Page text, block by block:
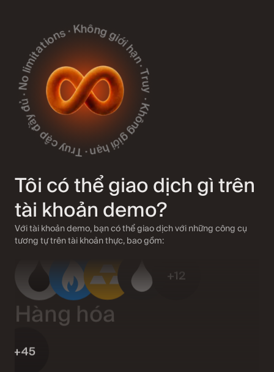
đủ · No limitations · Không giới hạn · Truy cập đầy đủ · Không giới hạn · Truy cập đầy đủ
Tôi có thể giao dịch gì trên
tài khoản demo?
Với tài khoản demo, bạn có thể giao dịch với những công cụ
tương tự trên tài khoản thực, bao gồm:
Crypto
+29
ETF
Hàng hóa